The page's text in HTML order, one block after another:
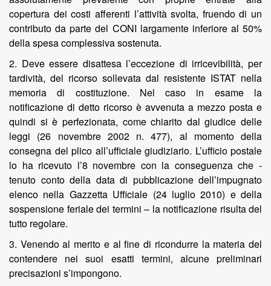
copertura dei costi afferenti l’attività svolta, fruendo di un
contributo da parte del CONI largamente inferiore al 50%
della spesa complessiva sostenuta.
2. Deve essere disattesa l’eccezione di irricevibilità, per
tardività, del ricorso sollevata dal resistente ISTAT nella
memoria di costituzione. Nel caso in esame la
notificazione di detto ricorso è avvenuta a mezzo posta e
quindi si è perfezionata, come chiarito dal giudice delle
leggi (26 novembre 2002 n. 477), al momento della
consegna del plico all’ufficiale giudiziario. L’ufficio postale
lo ha ricevuto l’8 novembre con la conseguenza che -
tenuto conto della data di pubblicazione dell’impugnato
elenco nella Gazzetta Ufficiale (24 luglio 2010) e della
sospensione feriale dei termini – la notificazione risulta del
tutto regolare.
3. Venendo al merito e al fine di ricondurre la materia del
contendere nei suoi esatti termini, alcune preliminari
precisazioni s’impongono.